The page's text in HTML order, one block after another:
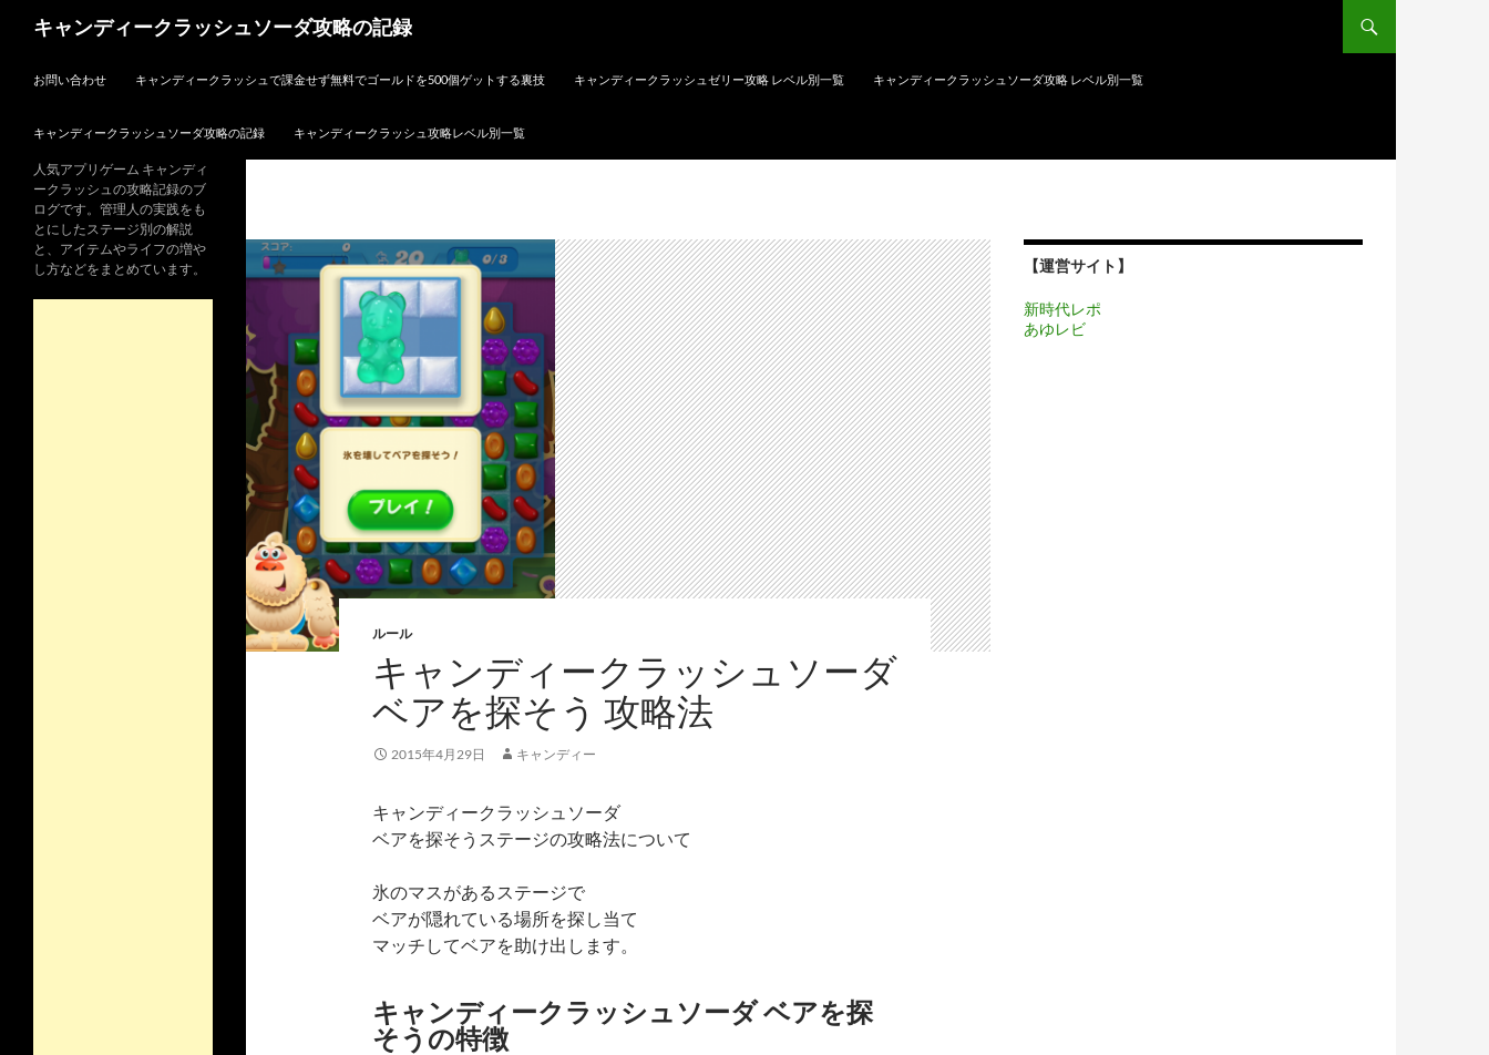
キャンディークラッシュソーダ攻略の記録
お問い合わせ
キャンディークラッシュで課金せず無料でゴールドを500個ゲットする裏技 キャンディークラッシュゼリー攻略 レベル別一覧 キャンディークラッシュソーダ攻略 レベル別一覧
キャンディークラッシュソーダ攻略の記録 キャンディークラッシュ攻略レベル別一覧
ルール
キャンディークラッシュソーダ
ベアを探そう 攻略法
2015年4月29日 キャンディー
キャンディークラッシュソーダ
ベアを探そうステージの攻略法について
氷のマスがあるステージで
ベアが隠れている場所を探し当て
マッチしてベアを助け出します。
キャンディークラッシュソーダ ベアを探
そうの特徴
【運営サイト】
新時代レポ
あゆレビ
人気アプリゲーム キャンディ
ークラッシュの攻略記録のブ
ログです。管理人の実践をも
とにしたステージ別の解説
と、アイテムやライフの増や
し方などをまとめています。